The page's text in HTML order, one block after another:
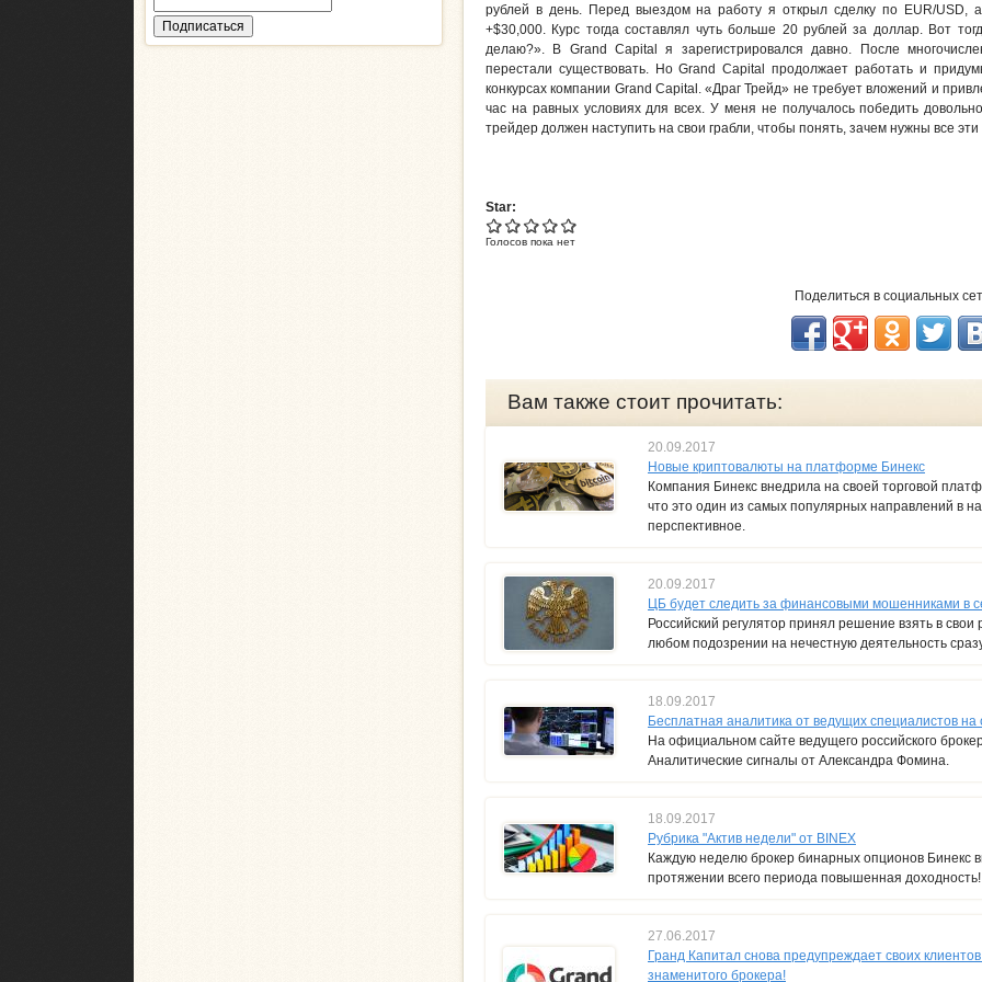
рублей в день. Перед выездом на работу я открыл сделку по EUR/USD,
+$30,000. Курс тогда составлял чуть больше 20 рублей за доллар. Вот
делаю?». В Grand Capital я зарегистрировался давно. После
перестали существовать. Но Grand Capital продолжает работать и
конкурсах компании Grand Capital. «Драг Трейд» не требует вложений и
час на равных условиях для всех. У меня не получалось победить
трейдер должен наступить на свои грабли, чтобы понять, зачем нужны все
Star:
Голосов пока нет
Поделиться в социальных
Вам также стоит прочитать:
20.09.2017
Новые криптовалюты на платформе Бинекс
Компания Бинекс внедрила на своей торговой
что это один из самых популярных направлений в
перспективное.
20.09.2017
ЦБ будет следить за финансовыми мошенниками в
Российский регулятор принял решение взять в
любом подозрении на нечестную деятельность
18.09.2017
Бесплатная аналитика от ведущих специалистов на
На официальном сайте ведущего российского
Аналитические сигналы от Александра Фомина.
18.09.2017
Рубрика "Актив недели" от BINEX
Каждую неделю брокер бинарных опционов Бинекс
протяжении всего периода повышенная доходность!
27.06.2017
Гранд Капитал снова предупреждает своих
знаменитого брокера!